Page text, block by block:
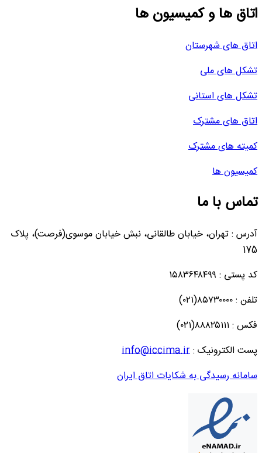
اتاق ها و کمیسیون ها
اتاق های شهرستان
تشکل های ملی
تشکل های استانی
اتاق های مشترک
کمیته های مشترک
کمیسیون ها
تماس با ما
آدرس : تهران، خیابان طالقانی، نبش خیابان موسوی(فرصت)، پلاک
175
کد پستی : ۱۵۸۳۶۴۸۴۹۹
تلفن : ۸۵۷۳۰۰۰۰(۰۲۱)
فکس : ۸۸۸۲۵۱۱۱(۰۲۱)
پست الکترونیک :info@iccima.ir
سامانه رسیدگی به شکایات اتاق ایران